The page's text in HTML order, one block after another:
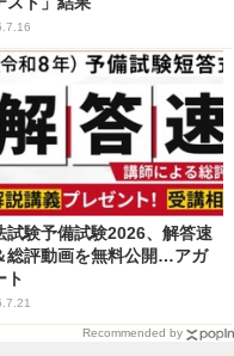
試験予備試験2026、解答速
総評動画を無料公開…アガ
ト
Recommended by